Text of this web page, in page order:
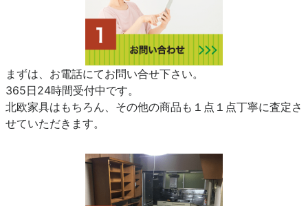
まずは、お電話にてお問い合せ下さい。
365日24時間受付中です。
北欧家具はもちろん、その他の商品も１点１点丁寧に査定さ
せていただきます。